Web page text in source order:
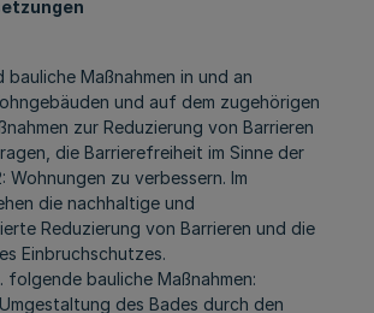
Maßnahmen in und an
und auf dem zugehörigen
zur Reduzierung von Barrieren
die Barrierefreiheit im Sinne der
Wohnungen zu verbessern. Im
die nachhaltige und
Reduzierung von Barrieren und die
Einbruchschutzes.
folgende bauliche Maßnahmen:
des Bades durch den